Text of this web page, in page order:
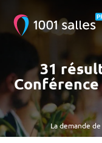
La demande
31